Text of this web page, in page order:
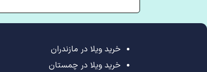
خرید ویلا در مازندران
خرید ویلا در چمستان